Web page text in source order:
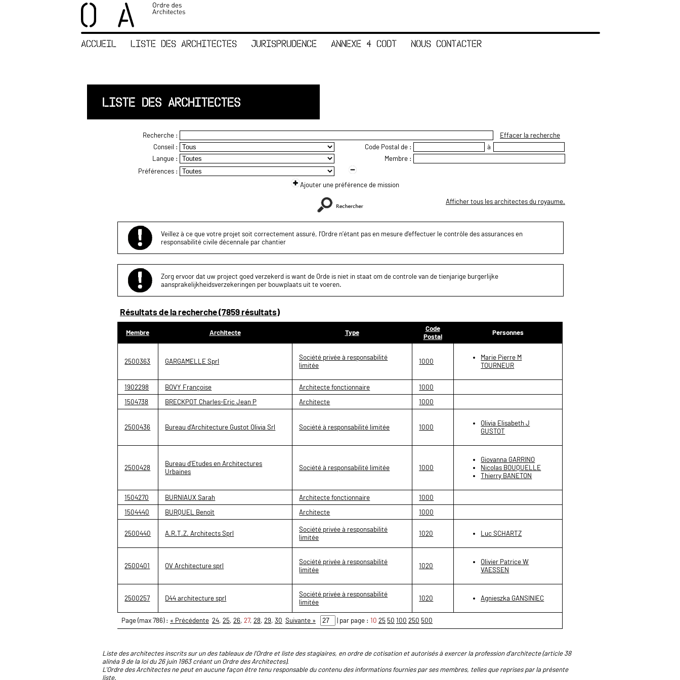
ACCUEIL LISTE DES ARCHITECTES JURISPRUDENCE ANNEXE 4 CODT NOUS CONTACTER
LISTE DES ARCHITECTES
Recherche :
Effacer la recherche
Conseil :
Code Postal de :
à
Langue :
Membre :
Préférences :
Ajouter une préférence de mission
Afficher tous les architectes du royaume.
Veillez à ce que votre projet soit correctement assuré, l’Ordre n’étant pas en mesure d’effectuer le contrôle des assurances en
responsabilité civile décennale par chantier
Zorg ervoor dat uw project goed verzekerd is want de Orde is niet in staat om de controle van de tienjarige burgerlijke
aansprakelijkheidsverzekeringen per bouwplaats uit te voeren.
Résultats de la recherche (7859 résultats)
Membre Architecte Type
Code
Postal
Personnes
2500363 GARGAMELLE Sprl
Société privée à responsabilité
limitée
1000
Marie Pierre M
TOURNEUR
1902298 BOVY Françoise Architecte fonctionnaire
1000
1504738
BRECKPOT Charles-Eric Jean P Architecte 1000
2500436 Bureau d'Architecture Gustot Olivia Srl Société à responsabilité limitée 1000
Olivia Elisabeth J
GUSTOT
2500428
Bureau d'Etudes en Architectures
Urbaines
Société à responsabilité limitée 1000
Giovanna GARRINO
Nicolas BOUQUELLE
Thierry BANETON
1504270 BURNIAUX Sarah Architecte fonctionnaire
1000
1504440
BURQUEL Benoît Architecte 1000
2500440 A.R.T.Z. Architects Sprl
Société privée à responsabilité
limitée
1020 Luc SCHARTZ
2500401 OV Architecture sprl
Société privée à responsabilité
limitée
1020
Olivier Patrice W
VAESSEN
2500257 D44 architecture sprl
Société privée à responsabilité
limitée
1020 Agnieszka GANSINIEC
Page (max 786) : « Précédente 24, 25, 26, 27, 28, 29, 30 Suivante » | par page : 10 2550 100 250 500
Liste des architectes inscrits sur un des tableaux de l'Ordre et liste des stagiaires, en ordre de cotisation et autorisés à exercer la profession d'architecte (article 38
alinéa 9 de la loi du 26 juin 1963 créant un Ordre des Architectes).
L'Ordre des Architectes ne peut en aucune façon être tenu responsable du contenu des informations fournies par ses membres, telles que reprises par la présente
liste.